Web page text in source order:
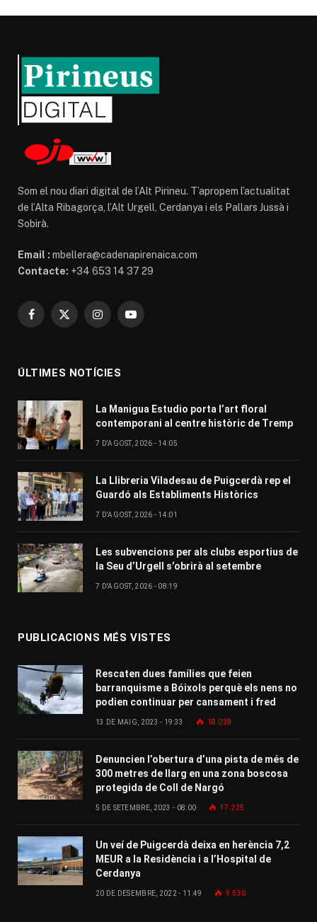
Som el nou diari digital de l’Alt Pirineu. T’apropem l’actualitat
de l’Alta Ribagorça, l’Alt Urgell, Cerdanya i els Pallars Jussà i
Sobirà.
Email : mbellera@cadenapirenaica.com
Contacte: +34 653 14 37 29
Facebook
X
InstagramYouTube
ÚLTIMES NOTÍCIES
La Manigua Estudio porta l’art floral
contemporani al centre històric de Tremp
7 D'AGOST, 2026 - 14:05
La Llibreria Viladesau de Puigcerdà rep el
Guardó als Establiments Històrics
7 D'AGOST, 2026 - 14:01
Les subvencions per als clubs esportius de
la Seu d’Urgell s’obrirà al setembre
7 D'AGOST, 2026 - 08:19
PUBLICACIONS MÉS VISTES
Rescaten dues famílies que feien
barranquisme a Bóixols perquè els nens no
podien continuar per cansament i fred
13 DE MAIG, 2023 - 19:33 18.028
Denuncien l’obertura d’una pista de més de
300 metres de llarg en una zona boscosa
protegida de Coll de Nargó
5 DE SETEMBRE, 2023 - 08:00 17.225
Un veí de Puigcerdà deixa en herència 7,2
MEUR a la Residència i a l’Hospital de
Cerdanya
20 DE DESEMBRE, 2022 - 11:49 9.530